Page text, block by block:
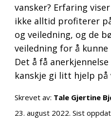
vansker? Erfaring
ikke alltid profiterer
og veiledning, og de
veiledning for å
Det å få
kanskje gi litt hjelp på
Skrevet av: Tale Gjertine
23. august 2022. Sist